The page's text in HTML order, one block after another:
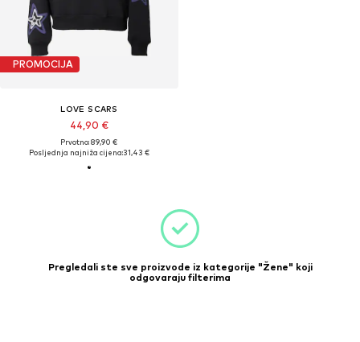
PROMOCIJA
LOVE SCARS
44,90 €
Prvotno: 89,90 €
Posljednja najniža cijena:31,43 €
Pregledali ste sve proizvode iz kategorije "Žene" koji
odgovaraju filterima